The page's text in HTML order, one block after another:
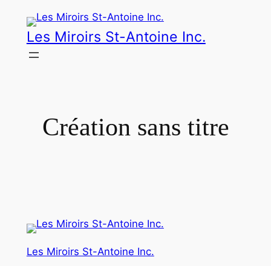
contenuLes Miroirs St-Antoine Inc.
Création sans titre
Les Miroirs St-Antoine Inc.